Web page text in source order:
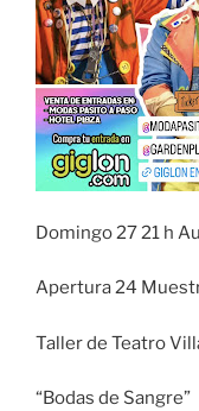
Domingo 27 21 h
Apertura 24
Taller de Teatro
“Bodas de Sangre”